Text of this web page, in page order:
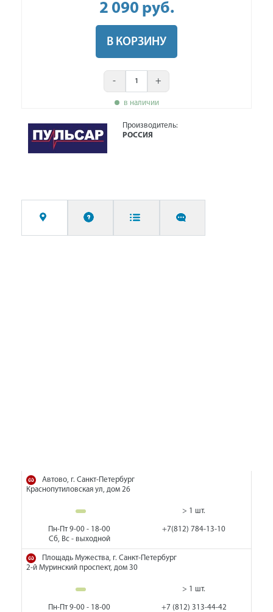
2 090 руб.
В КОРЗИНУ
- +
в наличии
Производитель:
РОССИЯ
Автово, г. Санкт-Петербург
Краснопутиловская ул, дом 26
> 1 шт.
Пн-Пт 9-00 - 18-00
Сб, Вс - выходной
+7(812) 784-13-10
Площадь Мужества, г. Санкт-Петербург
2-й Муринский проспект, дом 30
> 1 шт.
Пн-Пт 9-00 - 18-00 +7 (812) 313-44-42